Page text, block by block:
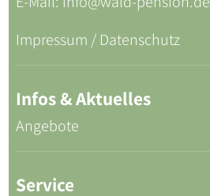
Impressum / Datenschutz
Infos & Aktuelles
Angebote
Service